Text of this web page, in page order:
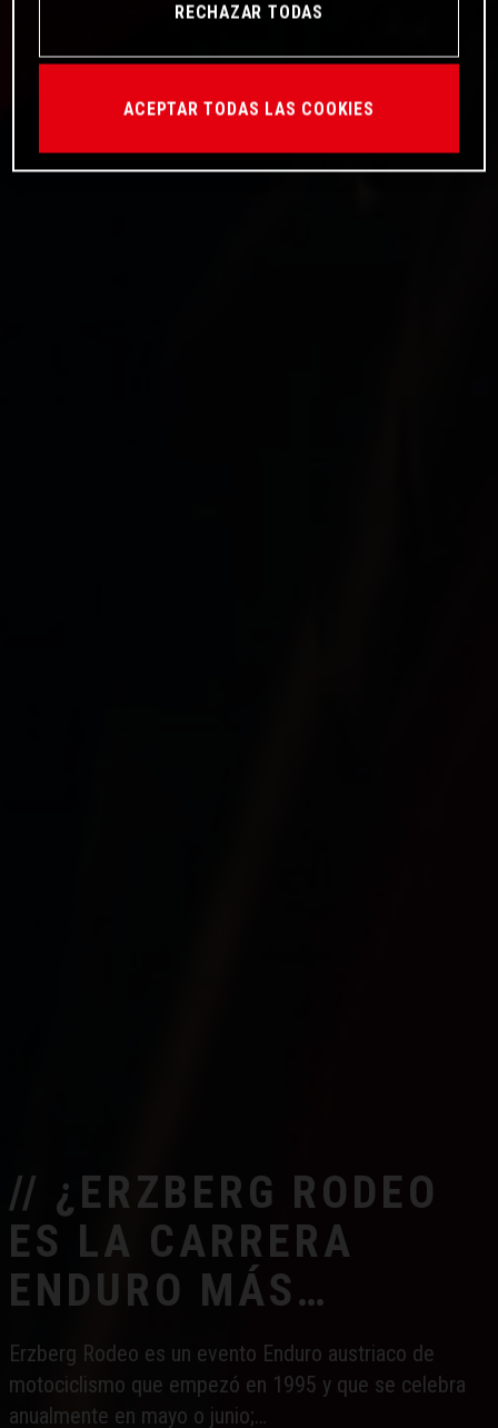
// ¿ERZBERG RODEO
ES LA CARRERA
ENDURO MÁS
DESAFIANTE DEL
MUNDO?
Erzberg Rodeo es un evento Enduro austriaco de
motociclismo que empezó en 1995 y que se celebra
anualmente en mayo o junio;…
RECHAZAR TODAS
ACEPTAR TODAS LAS COOKIES